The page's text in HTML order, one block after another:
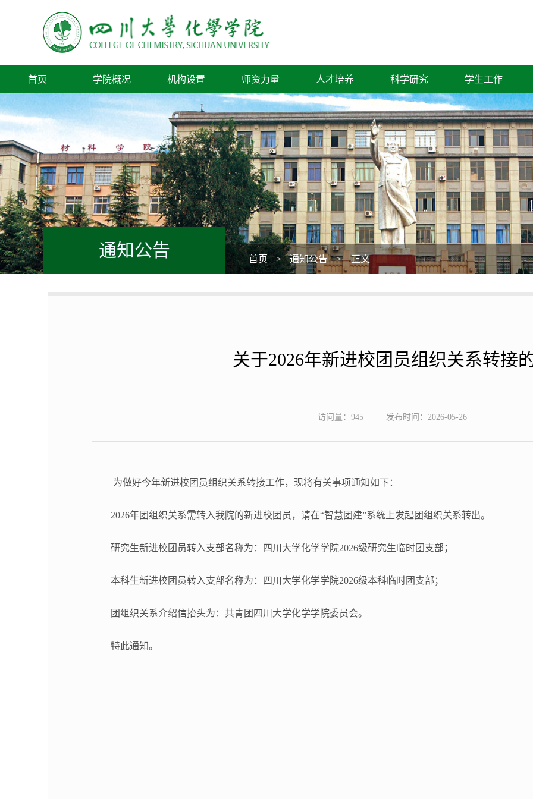
首页 学院概况 机构设置 师资力量 人才培养 科学研究 学生工作
通知公告 首页 > 通知公告 > 正文
关于2026年新进校团员组织关系转接
访问量： 945 发布时间：2026-05-26
为做好今年新进校团员组织关系转接工作，现将有关事项通知如下：
2026年团组织关系需转入我院的新进校团员，请在“智慧团建”系统上发起团组织关系转出。
研究生新进校团员转入支部名称为：四川大学化学学院2026级研究生临时团支部；
本科生新进校团员转入支部名称为：四川大学化学学院2026级本科临时团支部；
团组织关系介绍信抬头为：共青团四川大学化学学院委员会。
特此通知。